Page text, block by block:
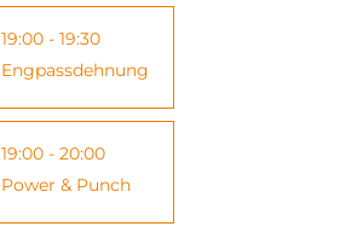
19:00 - 19:30
Engpassdehnung
19:00 - 20:00
Power & Punch